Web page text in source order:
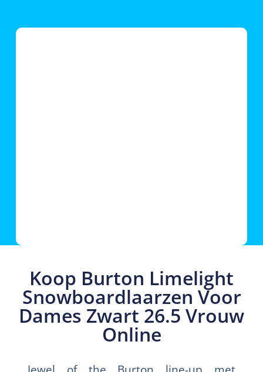
Koop Burton Limelight
Snowboardlaarzen Voor
Dames Zwart 26.5 Vrouw
Online